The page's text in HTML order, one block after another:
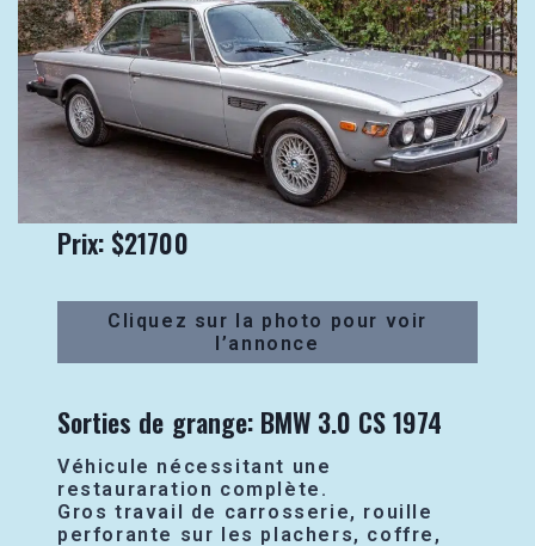
Prix: $21700
Cliquez sur la photo pour voir
l’annonce
Sorties de grange: BMW 3.0 CS 1974
Véhicule nécessitant une
restauraration complète.
Gros travail de carrosserie, rouille
perforante sur les plachers, coffre,